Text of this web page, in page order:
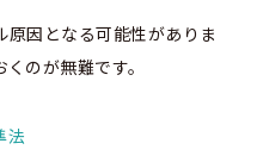
因となる可能性がありま
のが無難です。
法